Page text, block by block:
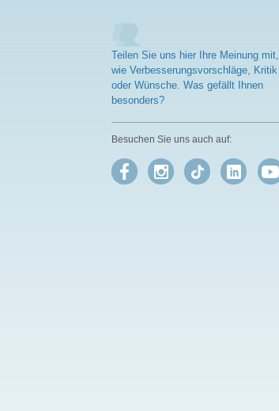
Teilen Sie uns hier Ihre Meinung mit,
wie Verbesserungsvorschläge, Kritik
oder Wünsche. Was gefällt Ihnen
besonders?
Besuchen Sie uns auch auf: